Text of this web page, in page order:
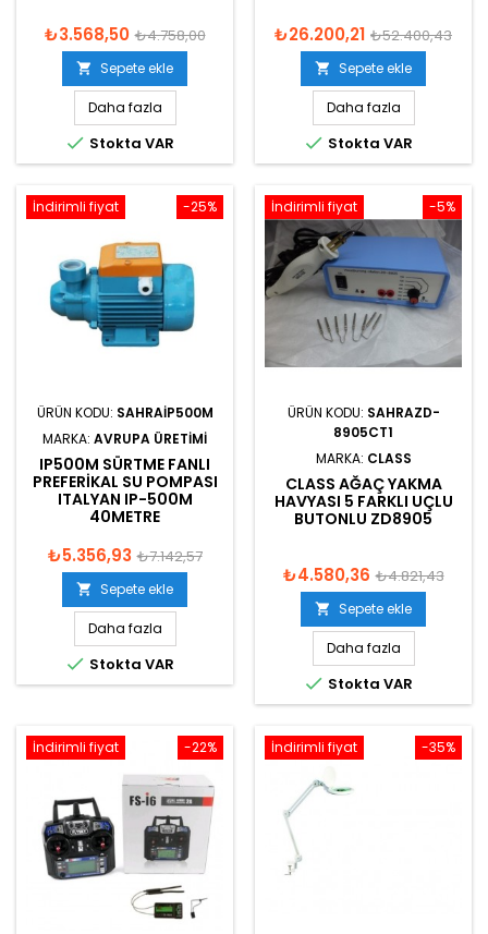
₺3.568,50 ₺4.758,00
 Sepete ekle
Daha fazla
 Stokta VAR
₺26.200,21 ₺52.400,43
 Sepete ekle
Daha fazla
 Stokta VAR
-25%
İndirimli fiyat
ÜRÜN KODU: SAHRAIP500M
MARKA: AVRUPA ÜRETIMI
IP500M SÜRTME FANLI
PREFERIKAL SU POMPASI
ITALYAN IP-500M
40METRE
₺5.356,93 ₺7.142,57
 Sepete ekle
Daha fazla
 Stokta VAR
-5%
İndirimli fiyat
ÜRÜN KODU: SAHRAZD-
8905CT1
MARKA: CLASS
CLASS AĞAÇ YAKMA
HAVYASI 5 FARKLI UÇLU
BUTONLU ZD8905
₺4.580,36 ₺4.821,43
 Sepete ekle
Daha fazla
 Stokta VAR
-22%
İndirimli fiyat -35%
İndirimli fiyat